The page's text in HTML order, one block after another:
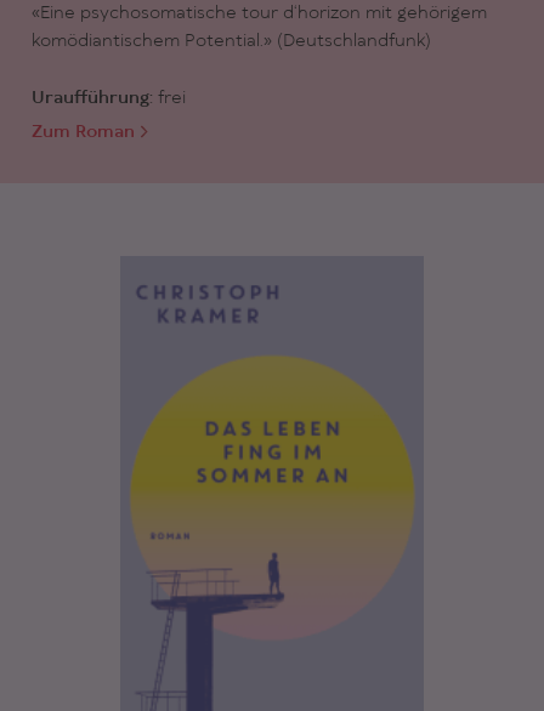
«Eine psychosomatische tour d‘horizon mit gehörigem
komödiantischem Potential.» (Deutschlandfunk)
Uraufführung: frei
Zum Roman